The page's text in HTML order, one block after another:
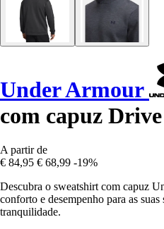
Under Armour
com capuz Drive
A partir de
€ 84,95 € 68,99 -19%
Descubra o sweatshirt com capuz
conforto e desempenho para as
tranquilidade.